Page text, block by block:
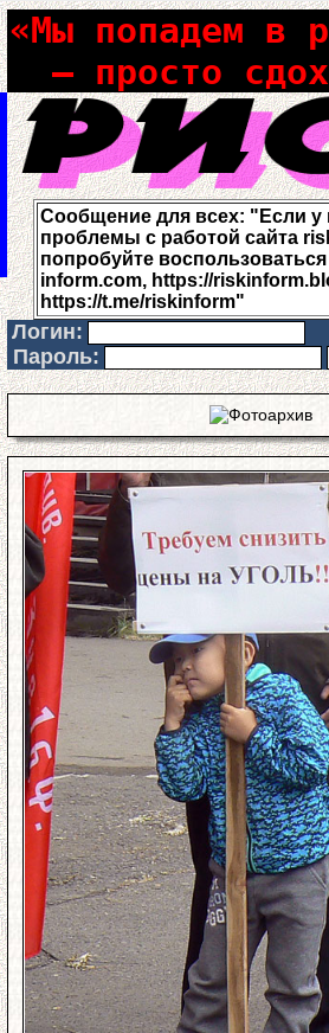
«Мы попадем в
– просто
Сообщение для всех: "Если у
проблемы с работой сайта
попробуйте
inform.com, https://
https://t.me/riskinform"
Логин:
Пароль: